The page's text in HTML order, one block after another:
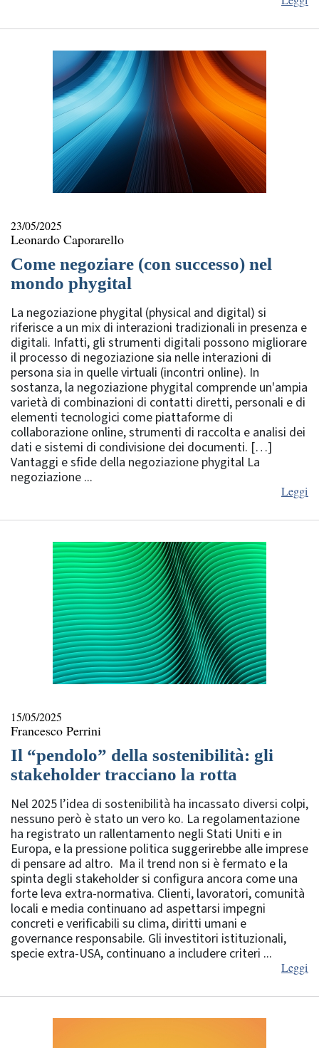
23/05/2025
Leonardo Caporarello
Come negoziare (con successo) nel
mondo phygital
La negoziazione phygital (physical and digital) si
riferisce a un mix di interazioni tradizionali in presenza e
digitali. Infatti, gli strumenti digitali possono migliorare
il processo di negoziazione sia nelle interazioni di
persona sia in quelle virtuali (incontri online). In
sostanza, la negoziazione phygital comprende un'ampia
varietà di combinazioni di contatti diretti, personali e di
elementi tecnologici come piattaforme di
collaborazione online, strumenti di raccolta e analisi dei
dati e sistemi di condivisione dei documenti. […]
Vantaggi e sfide della negoziazione phygital La
negoziazione ...
Leggi
15/05/2025
Francesco Perrini
Il “pendolo” della sostenibilità: gli
stakeholder tracciano la rotta
Nel 2025 l’idea di sostenibilità ha incassato diversi colpi,
nessuno però è stato un vero ko. La regolamentazione
ha registrato un rallentamento negli Stati Uniti e in
Europa, e la pressione politica suggerirebbe alle imprese
di pensare ad altro. Ma il trend non si è fermato e la
spinta degli stakeholder si configura ancora come una
forte leva extra-normativa. Clienti, lavoratori, comunità
locali e media continuano ad aspettarsi impegni
concreti e verificabili su clima, diritti umani e
governance responsabile. Gli investitori istituzionali,
specie extra-USA, continuano a includere criteri ...
Leggi